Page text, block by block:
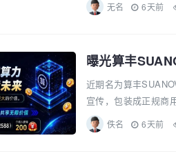
无名 6天前
曝光算丰
近期名为算丰
宣传，包装成正规商
佚名 6天前